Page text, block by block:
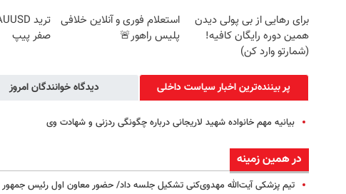
برای رهایی از بی پولی دیدن
همین دوره رایگان کافیه!
(شمارتو وارد کن)
استعلام فوری و آنلاین خلافی
پلیس راهور🚨
صفر پیپ
پر بیننده‌ترین اخبار سیاست داخلی دیدگاه خوانندگان امروز
بیانیه مهم خانواده شهید لاریجانی درباره چگونگی ردزنی و شهادت وی
در همین زمینه
تیم پزشکی آیت‌الله مهدوی‌کنی تشکیل جلسه داد/ حضور معاون اول رئیس جمهور